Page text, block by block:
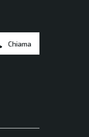
Chiama